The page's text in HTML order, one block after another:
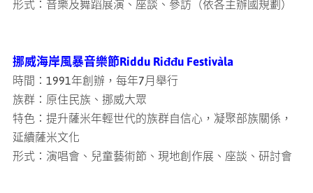
形式：音樂及舞蹈展演、座談、參訪（依各主辦國規劃）
挪威海岸風暴音樂節Riddu Riđđu Festivàla
時間：1991年創辦，每年7月舉行
族群：原住民族、挪威大眾
特色：提升薩米年輕世代的族群自信心，凝聚部族關係，
延續薩米文化
形式：演唱會、兒童藝術節、現地創作展、座談、研討會